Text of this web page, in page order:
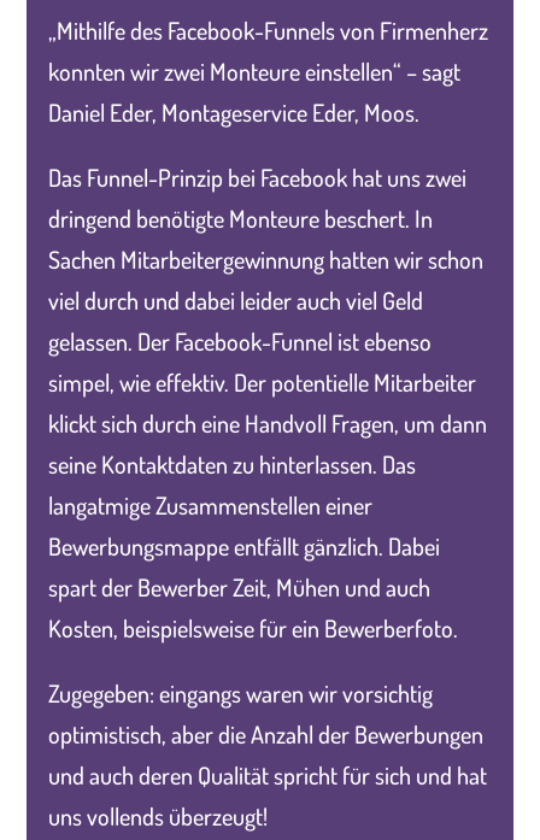
„Mithilfe des Facebook-Funnels von Firmenherz
konnten wir zwei Monteure einstellen“ – sagt
Daniel Eder, Montageservice Eder, Moos.
Das Funnel-Prinzip bei Facebook hat uns zwei
dringend benötigte Monteure beschert. In
Sachen Mitarbeitergewinnung hatten wir schon
viel durch und dabei leider auch viel Geld
gelassen. Der Facebook-Funnel ist ebenso
simpel, wie effektiv. Der potentielle Mitarbeiter
klickt sich durch eine Handvoll Fragen, um dann
seine Kontaktdaten zu hinterlassen. Das
langatmige Zusammenstellen einer
Bewerbungsmappe entfällt gänzlich. Dabei
spart der Bewerber Zeit, Mühen und auch
Kosten, beispielsweise für ein Bewerberfoto.
Zugegeben: eingangs waren wir vorsichtig
optimistisch, aber die Anzahl der Bewerbungen
und auch deren Qualität spricht für sich und hat
uns vollends überzeugt!